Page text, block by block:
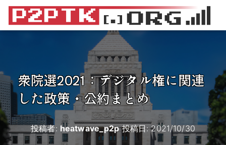
衆院選2021：デジタル権に関連
した政策・公約まとめ
投稿者: heatwave_p2p投稿日:2021/10/30